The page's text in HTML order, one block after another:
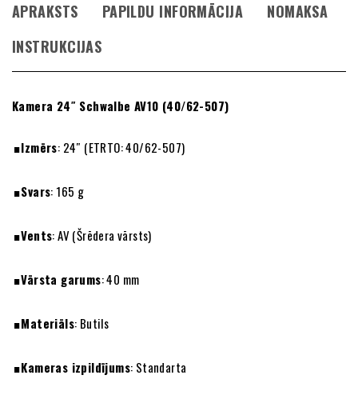
APRAKSTS PAPILDU INFORMĀCIJA
NOMAKSA
INSTRUKCIJAS
Kamera 24″ Schwalbe AV10 (40/62-507)
Izmērs: 24″ (ETRTO: 40/62-507)
Svars: 165 g
Vents: AV (Šrēdera vārsts)
Vārsta garums: 40 mm
Materiāls: Butils
Kameras izpildījums: Standarta